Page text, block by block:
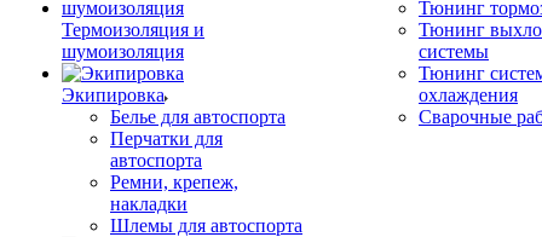
Термоизоляция и
шумоизоляция
Экипировка
Белье для автоспорта
Перчатки для
автоспорта
Ремни, крепеж,
накладки
Шлемы для автоспорта
Тюнинг
Тюнинг
системы
Тюнинг
охлаждения
Сварочные